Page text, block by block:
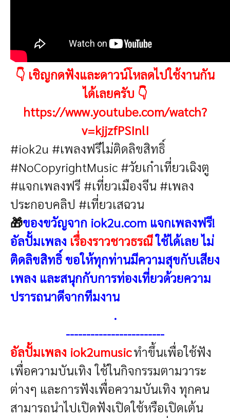
👇 เชิญกดฟังและดาวน์โหลดไปใช้งานกัน
ได้เลยครับ 👇
https://www.youtube.com/watch?
v=kjjzfPSInlI
#iok2u #เพลงฟรีไม่ติดลิขสิทธิ์
#NoCopyrightMusic #วัยเก๋าเที่ยวเฉิงตู
#แจกเพลงฟรี #เที่ยวเมืองจีน #เพลง
ประกอบคลิป #เที่ยวเสฉวน
🎁ของขวัญจาก iok2u.com แจกเพลงฟรี!
อัลปั้มเพลง เรื่องราวชาวธรณีใช้ได้เลย ไม่
ติดลิขสิทธิ์ ขอให้ทุกท่านมีความสุขกับเสียง
เพลง และสนุกกับการท่องเที่ยวด้วยความ
ปรารถนาดีจากทีมงาน
.
------------------------
อัลปั้มเพลง iok2umusicทำขึ้นเพื่อใช้ฟัง
เพื่อความบันเทิง ใช้ในกิจกรรมตามวาระ
ต่างๆ และการฟังเพื่อความบันเทิง ทุกคน
สามารถนำไปเปิดฟังเปิดใช้หรือเปิดเต้น